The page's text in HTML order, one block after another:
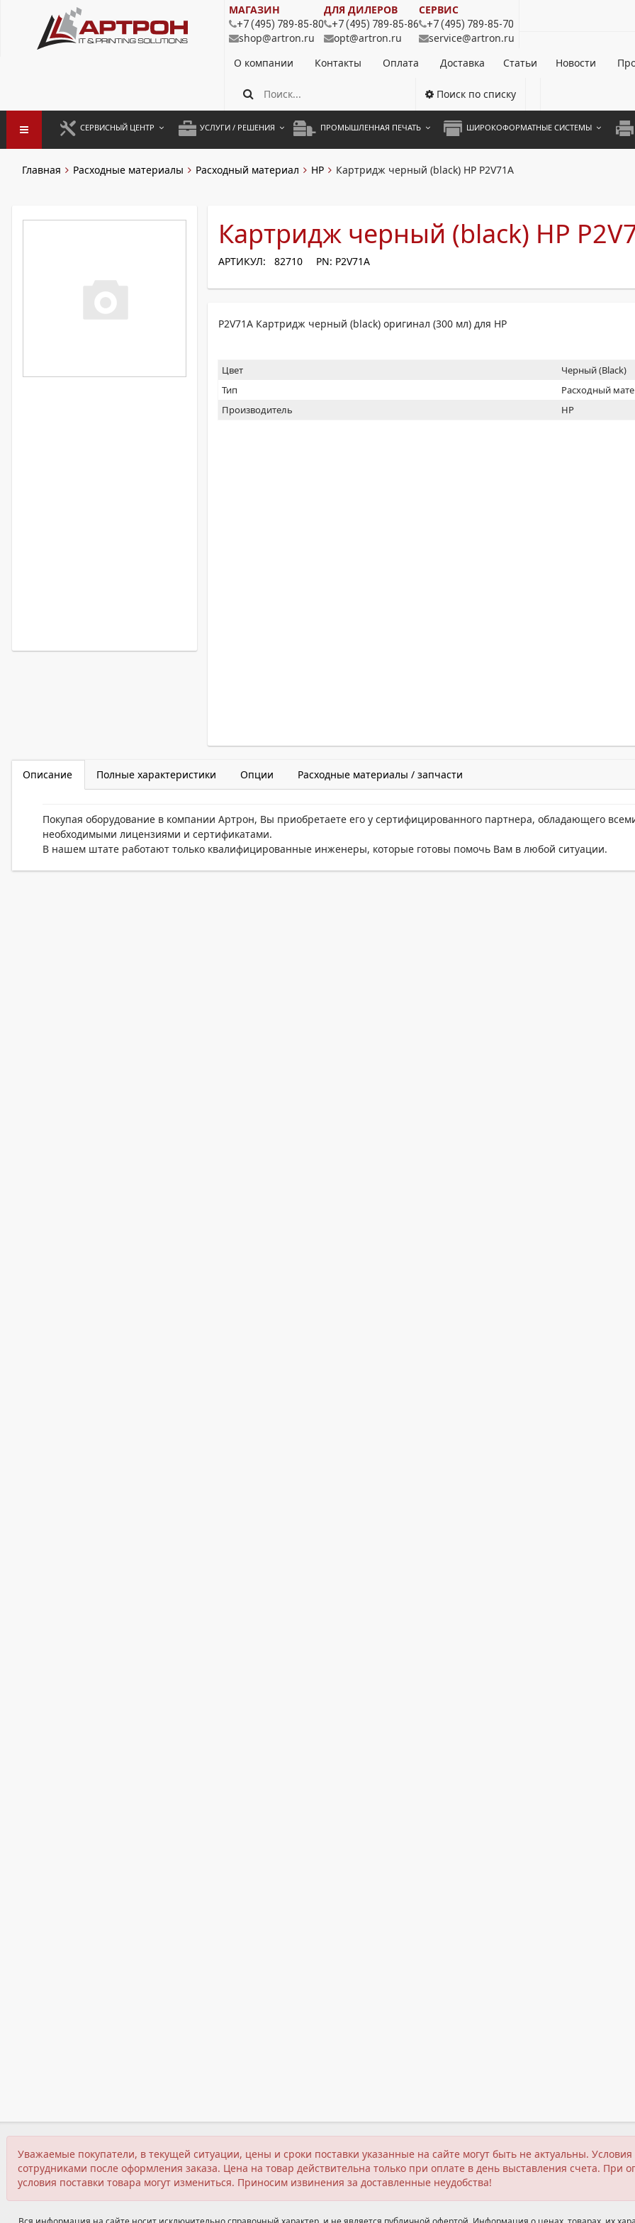
МАГАЗИН
+7 (495) 789-85-80
shop@artron.ru
ДЛЯ ДИЛЕРОВ
+7 (495) 789-85-86
opt@artron.ru
СЕРВИС
+7 (495) 789-85-70
service@artron.ru
О компании
Контакты Оплата Доставка Статьи Новости
Поиск по списку
СЕРВИСНЫЙ ЦЕНТР УСЛУГИ / РЕШЕНИЯ
АРЕНДА ОБОРУДОВАНИЯ
ПРОМЫШЛЕННАЯ ПЕЧАТЬ ШИРОКОФОРМАТНЫЕ СИСТЕМЫ
А4
Главная Расходные материалы Расходный материал HP Картридж черный (black) HP P2V71A
Картридж черный (black) HP
АРТИКУЛ: 82710 PN: P2V71A
P2V71A Картридж черный (black) оригинал (300 мл) для HP
Цвет
Черный (Black)
Тип
Расходный
Производитель
HP
Описание Полные характеристики Опции Расходные материалы / запчасти
Покупая оборудование в компании Артрон, Вы приобретаете его у сертифицированного партнера, обладающего
необходимыми лицензиями и сертификатами.
В нашем штате работают только квалифицированные инженеры, которые готовы помочь Вам в любой ситуации.
Уважаемые покупатели, в текущей ситуации, цены и сроки поставки указанные на сайте могут быть не актуальны.
сотрудниками после оформления заказа. Цена на товар действительна только при оплате в день выставления счета.
условия поставки товара могут измениться. Приносим извинения за доставленные неудобства!